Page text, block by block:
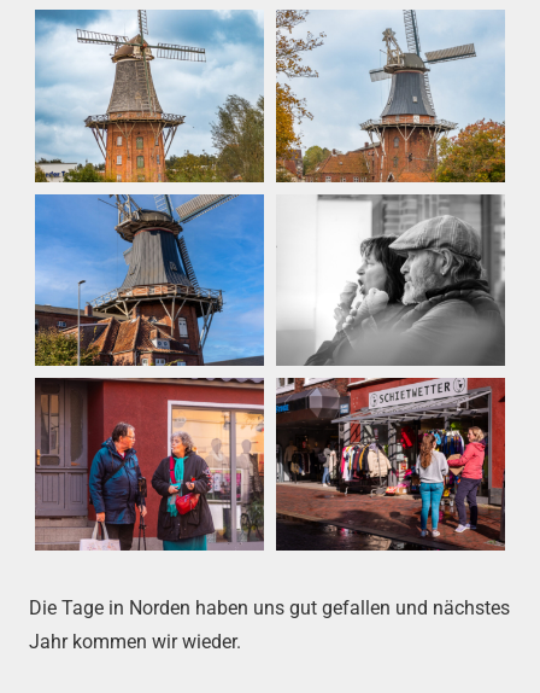
Die Tage in Norden haben uns gut gefallen und nächstes
Jahr kommen wir wieder.